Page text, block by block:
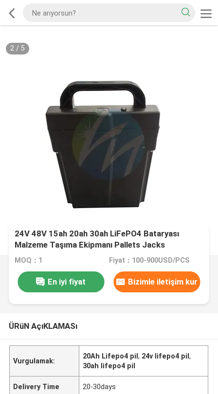
2/ 5
24V 48V 15ah 20ah 30ah LiFePO4 Bataryası
Malzeme Taşıma Ekipmanı Pallets Jacks
MOQ：1 Fiyat：100-900USD/PCS
En iyi fiyat Bizimle iletişim kur
ÜRüN AçıKLAMASı
Vurgulamak:
20Ah Lifepo4 pil, 24v lifepo4 pil,
30ah lifepo4 pil
Delivery Time 20-30days